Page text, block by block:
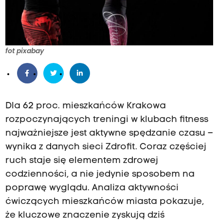
fot pixabay
Dla 62 proc. mieszkańców Krakowa
rozpoczynających treningi w klubach fitness
najważniejsze jest aktywne spędzanie czasu –
wynika z danych sieci Zdrofit. Coraz częściej
ruch staje się elementem zdrowej
codzienności, a nie jedynie sposobem na
poprawę wyglądu. Analiza aktywności
ćwiczących mieszkańców miasta pokazuje,
że kluczowe znaczenie zyskują dziś